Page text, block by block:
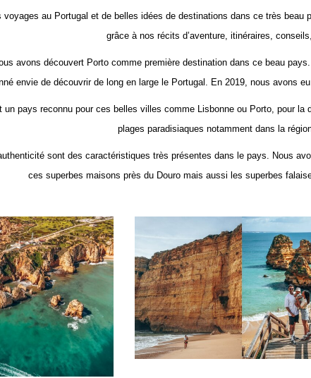
voyages au Portugal et de belles idées de destinations dans ce très beau
grâce à nos récits d’aventure, itinéraires,
avons découvert Porto comme première destination dans ce beau
envie de découvrir de long en large le Portugal. En 2019, nous avons
un pays reconnu pour ces belles villes comme Lisbonne ou Porto, pour
plages paradisiaques notamment dans la
sont des caractéristiques très présentes dans le pays. Nous
ces superbes maisons près du Douro mais aussi les superbes